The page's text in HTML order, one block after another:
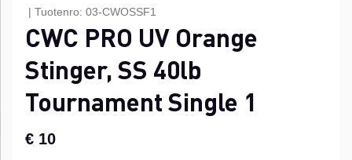
| Tuotenro: 03-CWOSSF1
CWC PRO UV Orange
Stinger, SS 40lb
Tournament Single 1
€ 10